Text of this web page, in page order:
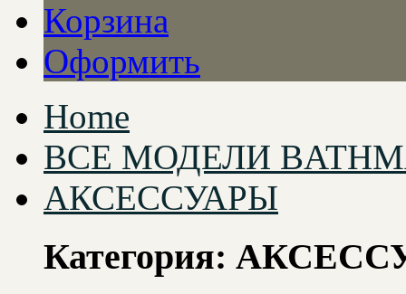
Корзина
Оформить
Home
ВСЕ МОДЕЛИ
АКСЕССУАРЫ
Категория: